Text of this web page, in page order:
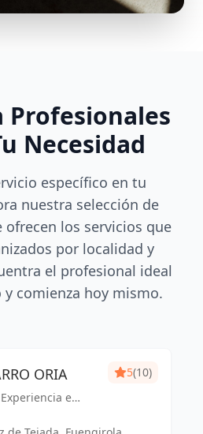
Profesionales
Necesidad
específico en tu
nuestra selección de
ofrecen los servicios que
por localidad y
el profesional ideal
comienza hoy mismo.
ORIA
e
Con
5(10)